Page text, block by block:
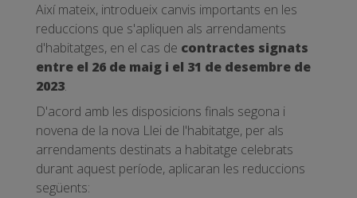
Així mateix, introdueix canvis importants en les
reduccions que s'apliquen als arrendaments
d'habitatges, en el cas de contractes signats
entre el 26 de maig i el 31 de desembre de
2023.
D'acord amb les disposicions finals segona i
novena de la nova Llei de l'habitatge, per als
arrendaments destinats a habitatge celebrats
durant aquest període, aplicaran les reduccions
següents: